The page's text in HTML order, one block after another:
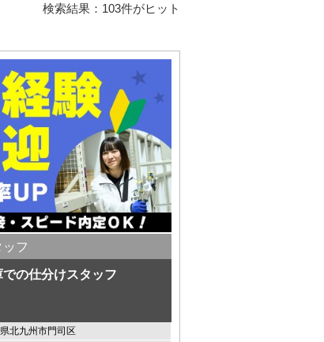
検索結果：103件がヒット
フ
の仕分けスタッフ
北九州市門司区